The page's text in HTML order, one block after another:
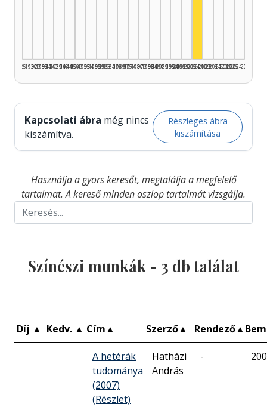
1925–1929
1930–1934
1935–1939
1940–1944
1945–1949
1950–1954
1955–1959
1960–1964
1965–1969
1970–1974
1975–1979
1980–1984
1985–1989
1990–1994
1995–1999
2000–2004
2005–2009
2010–2014
2015–2019
2020–2024
2025–2026
Kapcsolati ábra még nincs
kiszámítva.
Részleges ábra
kiszámítása
Használja a gyors keresőt, megtalálja a megfelelő
tartalmat. A kereső minden oszlop tartalmát vizsgálja.
Színészi munkák - 3 db találat
Díj ▲ Kedv. ▲ Cím▲ Szerző▲ Rendező▲
A hetérák
tudománya
(2007)
(Részlet)
Hatházi
András
-